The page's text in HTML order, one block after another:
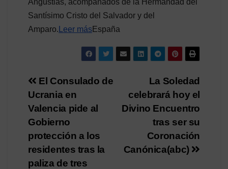
Santísimo Cristo del Salvador y del
Amparo. Leer másEspaña
Navegación
de
entradas
La Soledad
celebrará hoy el
Divino Encuentro
tras ser su
Coronación
Canónica(abc)
El Consulado de
Ucrania en
Valencia pide al
Gobierno
protección a los
residentes tras la
paliza de tres